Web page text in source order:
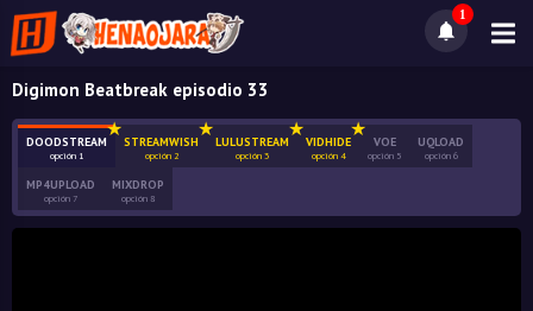
1
Digimon Beatbreak episodio 33
DOODSTREAM
opción 1
STREAMWISH
opción 2
LULUSTREAM
opción 3
VIDHIDE
opción 4
VOE
opción 5
UQLOAD
opción 6
MP4UPLOAD
opción 7
MIXDROP
opción 8